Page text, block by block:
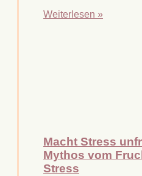
Weiterlesen »
Macht Stress
Mythos vom
Stress